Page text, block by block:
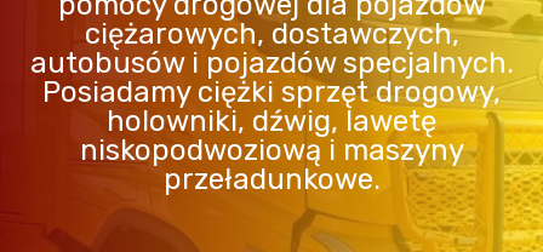
ciężarowych, dostawczych,
autobusów i pojazdów specjalnych.
Posiadamy ciężki sprzęt drogowy,
holowniki, dźwig, lawetę
niskopodwoziową i maszyny
przeładunkowe.